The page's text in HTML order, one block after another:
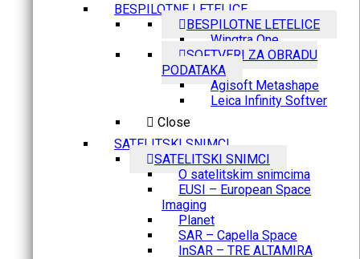
BESPILOTNE LETELICE
BESPILOTNE LETELICE
Wingtra One
SOFTVERI ZA OBRADU
PODATAKA
Agisoft Metashape
Leica Infinity Softver
Close
SATELITSKI SNIMCI
SATELITSKI SNIMCI
O satelitskim snimcima
EUSI – European Space
Imaging
Planet
SAR – Capella Space
InSAR – TRE ALTAMIRA